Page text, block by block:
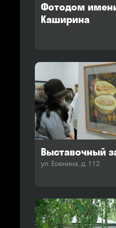
Фотодом
Каширина
Выставочный
ул. Есенина, д. 112